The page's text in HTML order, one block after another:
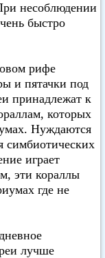
несоблюдении
быстро
рифе
и пятачки под
принадлежат к
которых
Нуждаются
симбиотических
играет
эти кораллы
где не
лучше